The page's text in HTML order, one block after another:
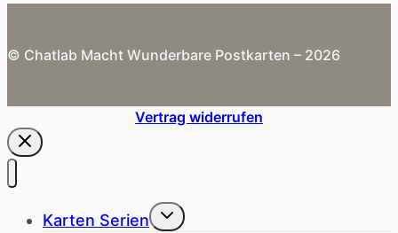
© Chatlab Macht Wunderbare Postkarten – 2026
Vertrag widerrufen
Karten Serien Untermenü
umschalten